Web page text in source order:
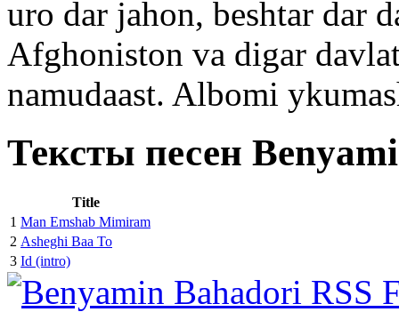
uro dar jahon, beshtar dar
Afghoniston va digar
namudaast. Albomi
Тексты песен
Title
1 Man Emshab Mimiram
2 Asheghi Baa To
3 Id (intro)